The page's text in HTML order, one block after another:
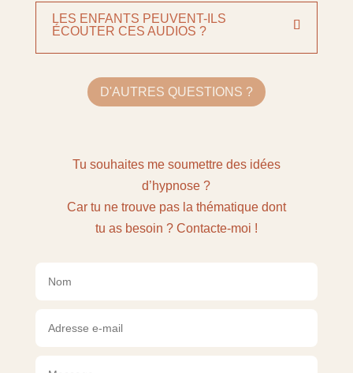
LES ENFANTS PEUVENT-ILS
ÉCOUTER CES AUDIOS ?
D'AUTRES QUESTIONS ?
Tu souhaites me soumettre des idées
d’hypnose ?
Car tu ne trouve pas la thématique dont
tu as besoin ? Contacte-moi !